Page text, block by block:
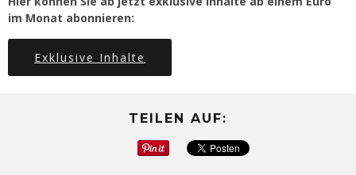
im Monat abonnieren:
Exklusive Inhalte
TEILEN AUF: